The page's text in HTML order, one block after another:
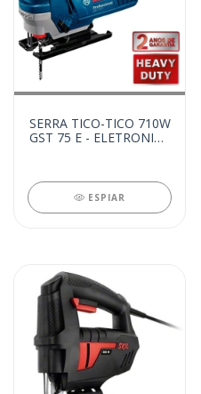
SERRA TICO-TICO 710W
GST 75 E - ELETRONICA
ESPIAR